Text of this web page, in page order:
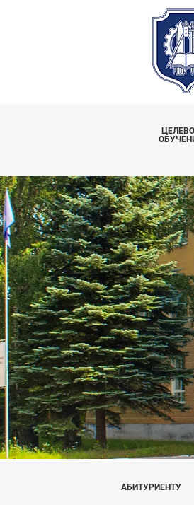
АБИТУРИЕНТУ